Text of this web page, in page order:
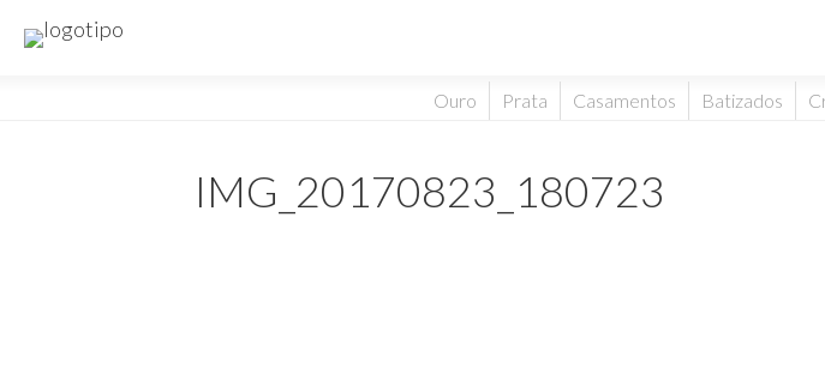
Ouro Prata Casamentos Batizados
IMG_20170823_180723